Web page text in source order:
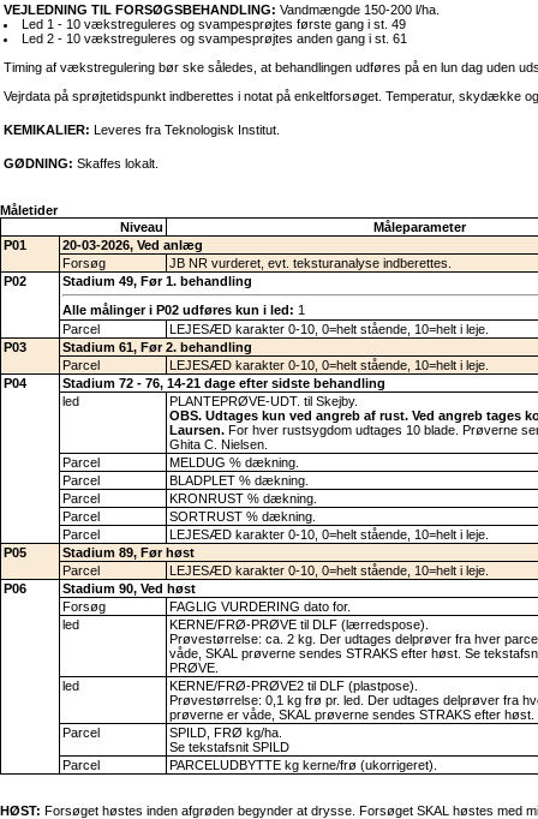
VEJLEDNING TIL FORSØGSBEHANDLING: Vandmængde 150-200 l/ha.
Led 1 - 10 vækstreguleres og svampesprøjtes første gang i st. 49
Led 2 - 10 vækstreguleres og svampesprøjtes anden gang i st. 61
Timing af vækstregulering bør ske således, at behandlingen udføres på en lun dag uden
Vejrdata på sprøjtetidspunkt indberettes i notat på enkeltforsøget. Temperatur, skydække
KEMIKALIER: Leveres fra Teknologisk Institut.
GØDNING: Skaffes lokalt.
Måletider
Niveau
Måleparameter
P01
20-03-2026, Ved anlæg
Forsøg
JB NR vurderet, evt. teksturanalyse indberettes.
P02
Stadium 49, Før 1. behandling
Alle målinger i P02 udføres kun i led: 1
Parcel
LEJESÆD karakter 0-10, 0=helt stående, 10=helt i leje.
P03
Stadium 61, Før 2. behandling
Parcel
LEJESÆD karakter 0-10, 0=helt stående, 10=helt i leje.
P04
Stadium 72 - 76, 14-21 dage efter sidste behandling
led
PLANTEPRØVE-UDT. til Skejby.
OBS. Udtages kun ved angreb af rust. Ved angreb tages
Laursen. For hver rustsygdom udtages 10 blade. Prøverne
Ghita C. Nielsen.
Parcel
MELDUG % dækning.
Parcel
BLADPLET % dækning.
Parcel
KRONRUST % dækning.
Parcel
SORTRUST % dækning.
Parcel
LEJESÆD karakter 0-10, 0=helt stående, 10=helt i leje.
P05
Stadium 89, Før høst
Parcel
LEJESÆD karakter 0-10, 0=helt stående, 10=helt i leje.
P06
Stadium 90, Ved høst
Forsøg
FAGLIG VURDERING dato for.
led
KERNE/FRØ-PRØVE til DLF (lærredspose).
Prøvestørrelse: ca. 2 kg. Der udtages delprøver fra hver
våde, SKAL prøverne sendes STRAKS efter høst. Se
PRØVE.
led
KERNE/FRØ-PRØVE2 til DLF (plastpose).
Prøvestørrelse: 0,1 kg frø pr. led. Der udtages delprøver fra
prøverne er våde, SKAL prøverne sendes STRAKS efter høst.
Parcel
SPILD, FRØ kg/ha.
Se tekstafsnit SPILD
Parcel
PARCELUDBYTTE kg kerne/frø (ukorrigeret).
HØST: Forsøget høstes inden afgrøden begynder at drysse. Forsøget SKAL høstes med